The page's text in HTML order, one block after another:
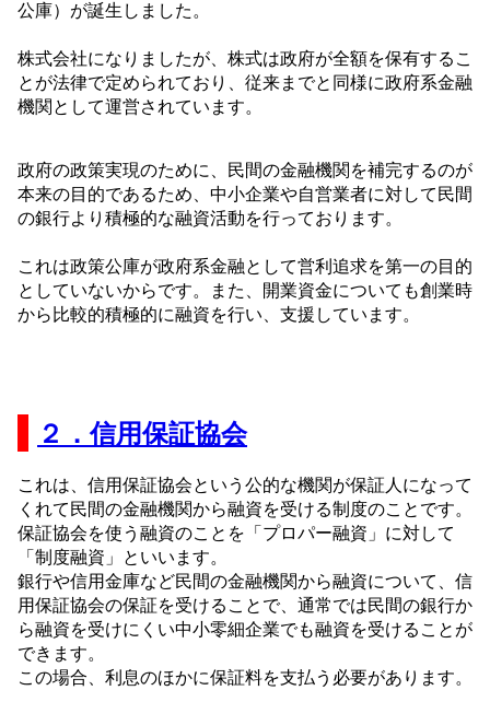
公庫）が誕生しました。
株式会社になりましたが、株式は政府が全額を保有するこ
とが法律で定められており、従来までと同様に政府系金融
機関として運営されています。
政府の政策実現のために、民間の金融機関を補完するのが
本来の目的であるため、中小企業や自営業者に対して民間
の銀行より積極的な融資活動を行っております。
これは政策公庫が政府系金融として営利追求を第一の目的
としていないからです。また、開業資金についても創業時
から比較的積極的に融資を行い、支援しています。
２．信用保証協会
これは、信用保証協会という公的な機関が保証人になって
くれて民間の金融機関から融資を受ける制度のことです。
保証協会を使う融資のことを「プロパー融資」に対して
「制度融資」といいます。
銀行や信用金庫など民間の金融機関から融資について、信
用保証協会の保証を受けることで、通常では民間の銀行か
ら融資を受けにくい中小零細企業でも融資を受けることが
できます。
この場合、利息のほかに保証料を支払う必要があります。